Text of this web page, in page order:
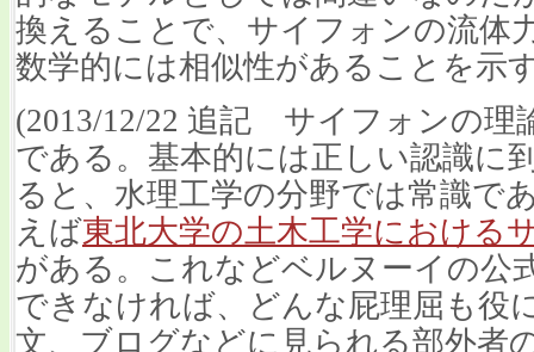
換えることで、サイフォンの流体
数学的には相似性があることを示
(2013/12/22 追記 サイフォンの理
である。基本的には正しい認識に
ると、水理工学の分野では常識で
えば東北大学の土木工学における
がある。これなどベルヌーイの公
できなければ、どんな屁理屈も役
文、ブログなどに見られる部外者